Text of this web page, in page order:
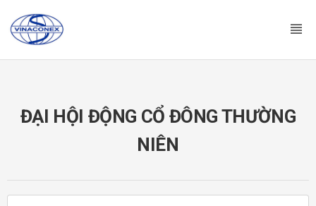
ĐẠI HỘI ĐỘNG CỔ ĐÔNG THƯỜNG
NIÊN